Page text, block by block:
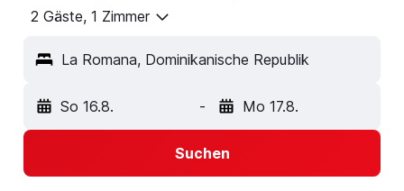
2 Gäste, 1 Zimmer
La Romana, Dominikanische Republik
So 16.8. - Mo 17.8.
Suchen